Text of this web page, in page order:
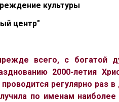
культуры
центр"
всего, с богатой
2000-летия
регулярно раз
по именам